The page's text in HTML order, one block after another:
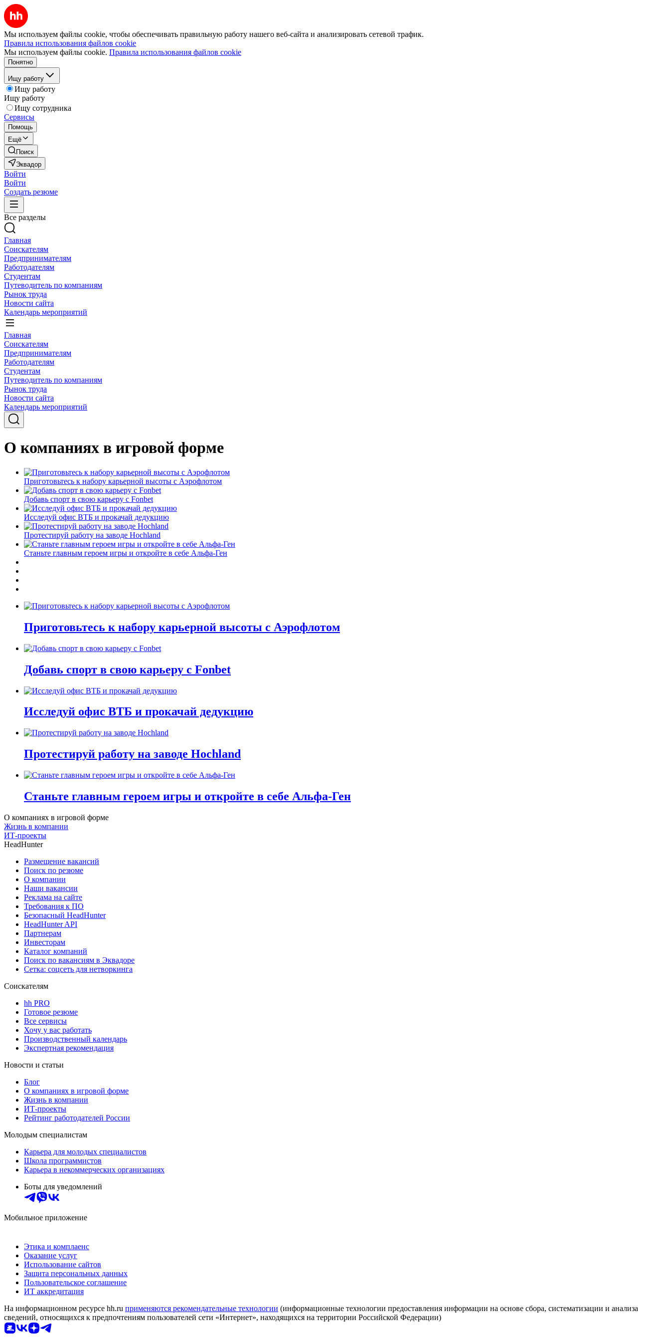
Мы используем файлы cookie, чтобы обеспечивать правильную работу нашего веб-сайта и анализировать сетевой трафик.
Правила использования файлов cookie
Мы используем файлы cookie. Правила использования файлов cookie
Понятно
Ищу работу
Ищу работу
Ищу работу
Ищу сотрудника
Сервисы
Помощь
Ещё
Поиск
Эквадор
Войти
Войти
Создать резюме
Все разделы
Главная
Соискателям
Предпринимателям
Работодателям
Студентам
Путеводитель по компаниям
Рынок труда
Новости сайта
Календарь мероприятий
Главная
Соискателям
Предпринимателям
Работодателям
Студентам
Путеводитель по компаниям
Рынок труда
Новости сайта
Календарь мероприятий
О компаниях в игровой форме
Приготовьтесь к набору карьерной высоты с Аэрофлотом
Добавь спорт в свою карьеру с Fonbet
Исследуй офис ВТБ и прокачай дедукцию
Протестируй работу на заводе Hochland
Станьте главным героем игры и откройте в себе Альфа-Ген
Приготовьтесь к набору карьерной высоты с Аэрофлотом
Добавь спорт в свою карьеру с Fonbet
Исследуй офис ВТБ и прокачай дедукцию
Протестируй работу на заводе Hochland
Станьте главным героем игры и откройте в себе Альфа-Ген
О компаниях в игровой форме
Жизнь в компании
ИТ-проекты
HeadHunter
Размещение вакансий
Поиск по резюме
О компании
Наши вакансии
Реклама на сайте
Требования к ПО
Безопасный HeadHunter
HeadHunter API
Партнерам
Инвесторам
Каталог компаний
Поиск по вакансиям в Эквадоре
Сетка: соцсеть для нетворкинга
Соискателям
hh PRO
Готовое резюме
Все сервисы
Хочу у вас работать
Производственный календарь
Экспертная рекомендация
Новости и статьи
Блог
О компаниях в игровой форме
Жизнь в компании
ИТ-проекты
Рейтинг работодателей России
Молодым специалистам
Карьера для молодых специалистов
Школа программистов
Карьера в некоммерческих организациях
Боты для уведомлений
Мобильное приложение
Этика и комплаенс
Оказание услуг
Использование сайтов
Защита персональных данных
Пользовательское соглашение
ИТ аккредитация
На информационном ресурсе hh.ru применяются рекомендательные технологии (информационные технологии предоставления информации на основе сбора, систематизации и анализа
сведений, относящихся к предпочтениям пользователей сети «Интернет», находящихся на территории Российской Федерации)